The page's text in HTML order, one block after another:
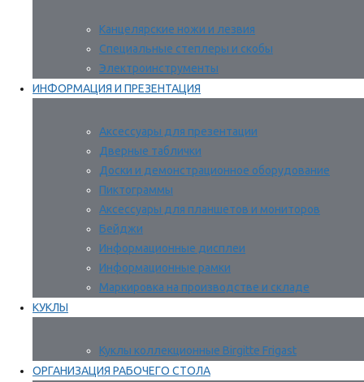
Канцелярские ножи и лезвия
Специальные степлеры и скобы
Электроинструменты
ИНФОРМАЦИЯ И ПРЕЗЕНТАЦИЯ
Аксессуары для презентации
Дверные таблички
Доски и демонстрационное оборудование
Пиктограммы
Аксессуары для планшетов и мониторов
Бейджи
Информационные дисплеи
Информационные рамки
Маркировка на производстве и складе
КУКЛЫ
Куклы коллекционные Birgitte Frigast
ОРГАНИЗАЦИЯ РАБОЧЕГО СТОЛА